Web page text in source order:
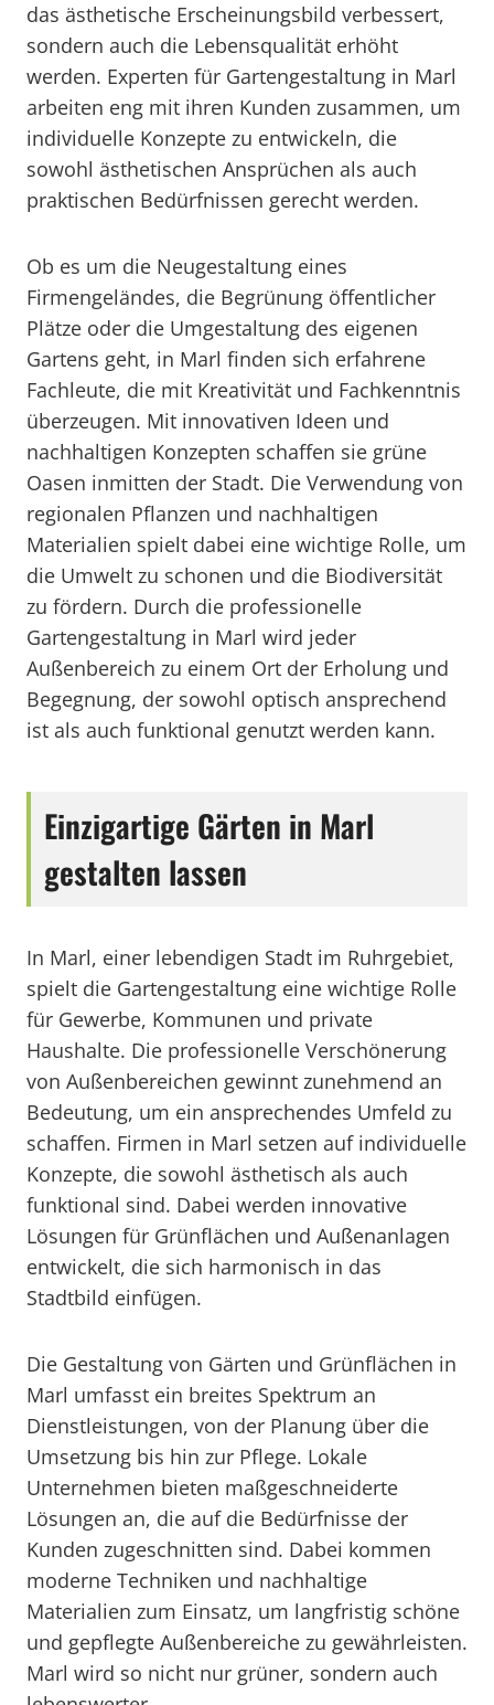
das ästhetische Erscheinungsbild verbessert,
sondern auch die Lebensqualität erhöht
werden. Experten für Gartengestaltung in Marl
arbeiten eng mit ihren Kunden zusammen, um
individuelle Konzepte zu entwickeln, die
sowohl ästhetischen Ansprüchen als auch
praktischen Bedürfnissen gerecht werden.
Ob es um die Neugestaltung eines
Firmengeländes, die Begrünung öffentlicher
Plätze oder die Umgestaltung des eigenen
Gartens geht, in Marl finden sich erfahrene
Fachleute, die mit Kreativität und Fachkenntnis
überzeugen. Mit innovativen Ideen und
nachhaltigen Konzepten schaffen sie grüne
Oasen inmitten der Stadt. Die Verwendung von
regionalen Pflanzen und nachhaltigen
Materialien spielt dabei eine wichtige Rolle, um
die Umwelt zu schonen und die Biodiversität
zu fördern. Durch die professionelle
Gartengestaltung in Marl wird jeder
Außenbereich zu einem Ort der Erholung und
Begegnung, der sowohl optisch ansprechend
ist als auch funktional genutzt werden kann.
Einzigartige Gärten in Marl
gestalten lassen
In Marl, einer lebendigen Stadt im Ruhrgebiet,
spielt die Gartengestaltung eine wichtige Rolle
für Gewerbe, Kommunen und private
Haushalte. Die professionelle Verschönerung
von Außenbereichen gewinnt zunehmend an
Bedeutung, um ein ansprechendes Umfeld zu
schaffen. Firmen in Marl setzen auf individuelle
Konzepte, die sowohl ästhetisch als auch
funktional sind. Dabei werden innovative
Lösungen für Grünflächen und Außenanlagen
entwickelt, die sich harmonisch in das
Stadtbild einfügen.
Die Gestaltung von Gärten und Grünflächen in
Marl umfasst ein breites Spektrum an
Dienstleistungen, von der Planung über die
Umsetzung bis hin zur Pflege. Lokale
Unternehmen bieten maßgeschneiderte
Lösungen an, die auf die Bedürfnisse der
Kunden zugeschnitten sind. Dabei kommen
moderne Techniken und nachhaltige
Materialien zum Einsatz, um langfristig schöne
und gepflegte Außenbereiche zu gewährleisten.
Marl wird so nicht nur grüner, sondern auch